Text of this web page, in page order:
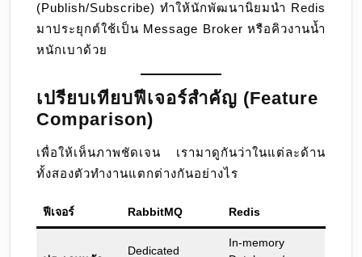
(Publish/Subscribe) ทำให้นักพัฒนานิยมนำ Redis
มาประยุกต์ใช้เป็น Message Broker หรือคิวงานน้ำ
หนักเบาด้วย
เปรียบเทียบฟีเจอร์สำคัญ (Feature
Comparison)
เพื่อให้เห็นภาพชัดเจน เรามาดูกันว่าในแต่ละด้าน
ทั้งสองตัวทำงานแตกต่างกันอย่างไร
ฟีเจอร์ RabbitMQ Redis
Dedicated
In-memory